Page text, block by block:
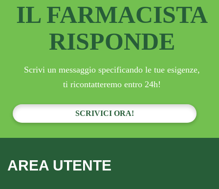
IL FARMACISTA
RISPONDE
Scrivi un messaggio specificando le tue esigenze,
ti ricontatteremo entro 24h!
SCRIVICI ORA!
AREA UTENTE